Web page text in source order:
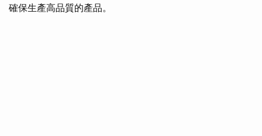
確保生產高品質的產品。